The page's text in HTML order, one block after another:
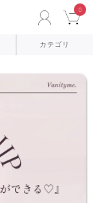
0
カテゴリ